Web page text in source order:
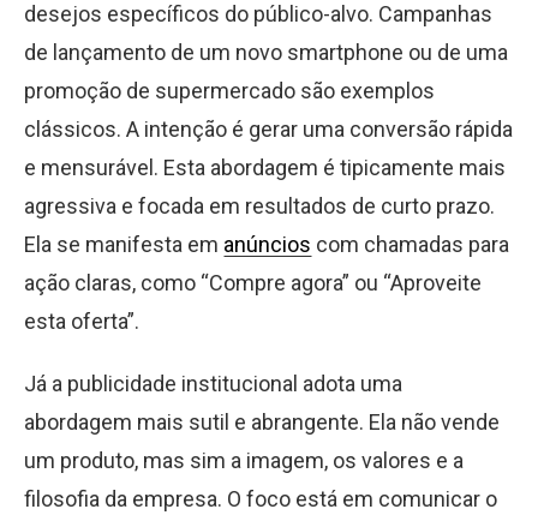
desejos específicos do público-alvo. Campanhas
de lançamento de um novo smartphone ou de uma
promoção de supermercado são exemplos
clássicos. A intenção é gerar uma conversão rápida
e mensurável. Esta abordagem é tipicamente mais
agressiva e focada em resultados de curto prazo.
Ela se manifesta em anúncios com chamadas para
ação claras, como “Compre agora” ou “Aproveite
esta oferta”.
Já a publicidade institucional adota uma
abordagem mais sutil e abrangente. Ela não vende
um produto, mas sim a imagem, os valores e a
filosofia da empresa. O foco está em comunicar o